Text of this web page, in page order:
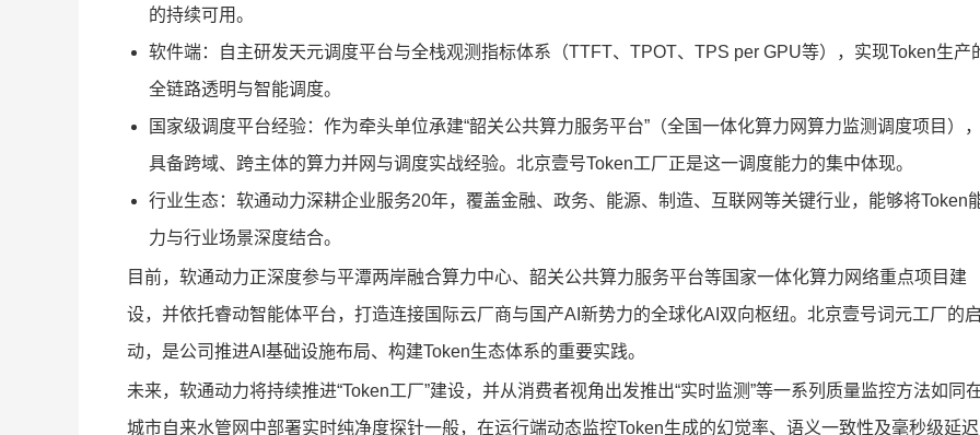
的持续可用。
软件端：自主研发天元调度平台与全栈观测指标体系（TTFT、TPOT、TPS per GPU等），实现Token生产
全链路透明与智能调度。
国家级调度平台经验：作为牵头单位承建“韶关公共算力服务平台”（全国一体化算力网算力监测调度项目）
具备跨域、跨主体的算力并网与调度实战经验。北京壹号Token工厂正是这一调度能力的集中体现。
行业生态：软通动力深耕企业服务20年，覆盖金融、政务、能源、制造、互联网等关键行业，能够将Token
力与行业场景深度结合。
目前，软通动力正深度参与平潭两岸融合算力中心、韶关公共算力服务平台等国家一体化算力网络重点项目建
设，并依托睿动智能体平台，打造连接国际云厂商与国产AI新势力的全球化AI双向枢纽。北京壹号词元工厂的
动，是公司推进AI基础设施布局、构建Token生态体系的重要实践。
未来，软通动力将持续推进“Token工厂”建设，并从消费者视角出发推出“实时监测”等一系列质量监控方法如同
城市自来水管网中部署实时纯净度探针一般，在运行端动态监控Token生成的幻觉率、语义一致性及毫秒级延迟